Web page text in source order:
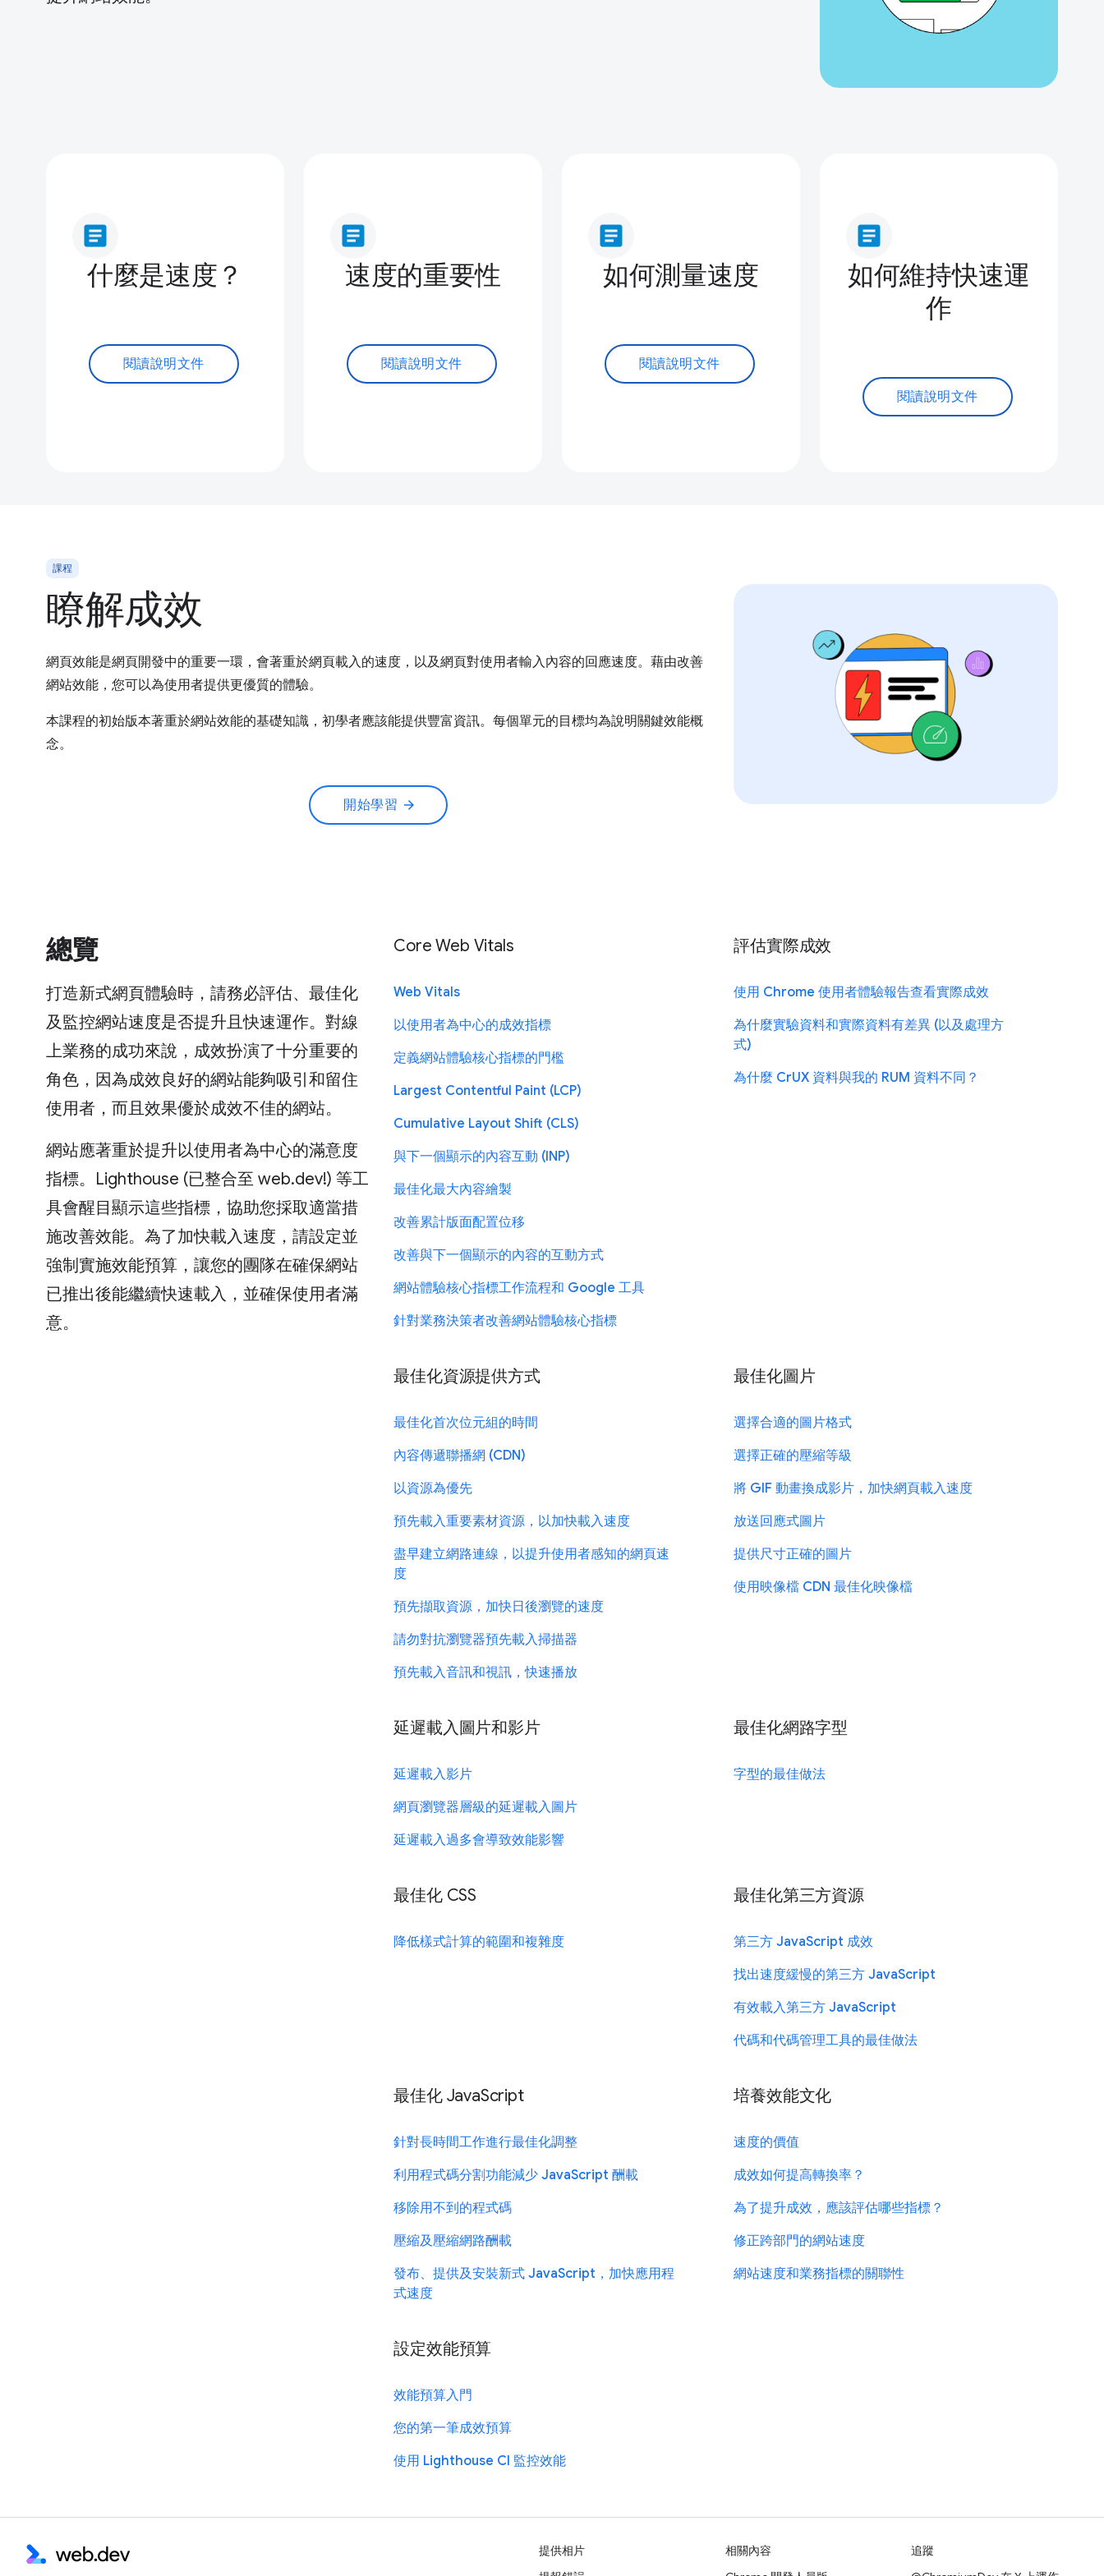
article
什麼是速度？
閱讀說明文件
article
速度的重要性
閱讀說明文件
article
如何測量速度
閱讀說明文件
article
如何維持快速運
作
閱讀說明文件
課程
瞭解成效
網頁效能是網頁開發中的重要一環，會著重於網頁載入的速度，以及網頁對使用者輸入內容的回應速度。藉由改善
網站效能，您可以為使用者提供更優質的體驗。
本課程的初始版本著重於網站效能的基礎知識，初學者應該能提供豐富資訊。每個單元的目標均為說明關鍵效能概
念。
開始學習 arrow_forward
總覽
打造新式網頁體驗時，請務必評估、最佳化
及監控網站速度是否提升且快速運作。對線
上業務的成功來說，成效扮演了十分重要的
角色，因為成效良好的網站能夠吸引和留住
使用者，而且效果優於成效不佳的網站。
網站應著重於提升以使用者為中心的滿意度
指標。Lighthouse (已整合至 web.dev!) 等工
具會醒目顯示這些指標，協助您採取適當措
施改善效能。為了加快載入速度，請設定並
強制實施效能預算，讓您的團隊在確保網站
已推出後能繼續快速載入，並確保使用者滿
意。
Core Web Vitals
Web Vitals
以使用者為中心的成效指標
定義網站體驗核心指標的門檻
Largest Contentful Paint (LCP)
Cumulative Layout Shift (CLS)
與下一個顯示的內容互動 (INP)
最佳化最大內容繪製
改善累計版面配置位移
改善與下一個顯示的內容的互動方式
網站體驗核心指標工作流程和 Google 工具
針對業務決策者改善網站體驗核心指標
評估實際成效
使用 Chrome 使用者體驗報告查看實際成效
為什麼實驗資料和實際資料有差異 (以及處理方
式)
為什麼 CrUX 資料與我的 RUM 資料不同？
最佳化資源提供方式
最佳化首次位元組的時間
內容傳遞聯播網 (CDN)
以資源為優先
預先載入重要素材資源，以加快載入速度
盡早建立網路連線，以提升使用者感知的網頁速
度
預先擷取資源，加快日後瀏覽的速度
請勿對抗瀏覽器預先載入掃描器
預先載入音訊和視訊，快速播放
最佳化圖片
選擇合適的圖片格式
選擇正確的壓縮等級
將 GIF 動畫換成影片，加快網頁載入速度
放送回應式圖片
提供尺寸正確的圖片
使用映像檔 CDN 最佳化映像檔
延遲載入圖片和影片
延遲載入影片
網頁瀏覽器層級的延遲載入圖片
延遲載入過多會導致效能影響
最佳化網路字型
字型的最佳做法
最佳化 CSS
降低樣式計算的範圍和複雜度
最佳化第三方資源
第三方 JavaScript 成效
找出速度緩慢的第三方 JavaScript
有效載入第三方 JavaScript
代碼和代碼管理工具的最佳做法
最佳化 JavaScript
針對長時間工作進行最佳化調整
利用程式碼分割功能減少 JavaScript 酬載
移除用不到的程式碼
壓縮及壓縮網路酬載
發布、提供及安裝新式 JavaScript，加快應用程
式速度
培養效能文化
速度的價值
成效如何提高轉換率？
為了提升成效，應該評估哪些指標？
修正跨部門的網站速度
網站速度和業務指標的關聯性
設定效能預算
效能預算入門
您的第一筆成效預算
使用 Lighthouse CI 監控效能
提供相片
相關內容
追蹤